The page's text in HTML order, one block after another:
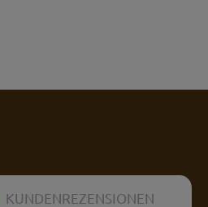
KUNDENREZENSIONEN